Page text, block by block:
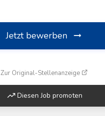
Jetzt bewerben
Zur Original-Stellenanzeige
Diesen Job promoten